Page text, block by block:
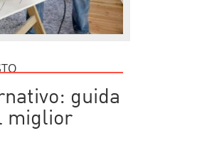
guida
miglior